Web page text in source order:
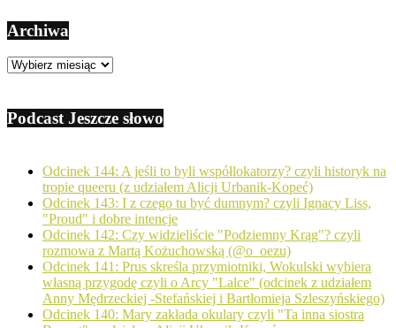
Archiwa
Archiwa
Podcast Jeszcze słowo
Odcinek 144: A jeśli to byli współlokatorzy? czyli historyk na
tropie queeru (z udziałem Alicji Urbanik-Kopeć)
Odcinek 143: I z czego tu być dumnym? czyli Ignacy Liss,
"Proud" i dobre intencje
Odcinek 142: Czy widzieliście "Podziemny Krąg"? czyli
rozmowa z Martą Kożuchowską (@o_oezu)
Odcinek 141: Prus skreśla przymiotniki, Wokulski wybiera
własną przygodę czyli o Arcy "Lalce" (odcinek z udziałem
Anny Mędrzeckiej -Stefańskiej i Bartłomieja Szleszyńskiego)
Odcinek 140: Mary zakłada okulary czyli "Ta inna siostra